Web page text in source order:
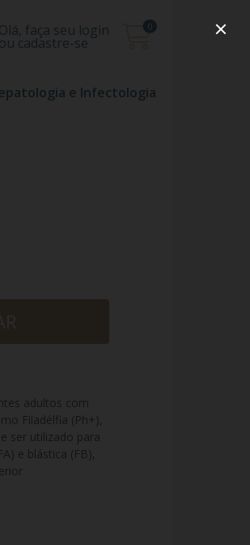
Olá, faça seu login
ou cadastre-se
0
e Infectologia
adultos com
Filadélfia (Ph+),
ser utilizado para
e blástica (FB),